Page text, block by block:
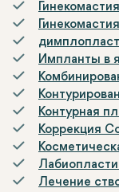
Гинекомастия
Гинекомастия
Импланты в
Контурная
Коррекция
Лечение